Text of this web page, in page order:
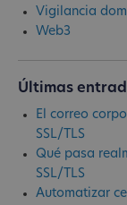
Vigilancia
Web3
Últimas
El correo
SSL/TLS
Qué pasa
SSL/TLS
Automatizar